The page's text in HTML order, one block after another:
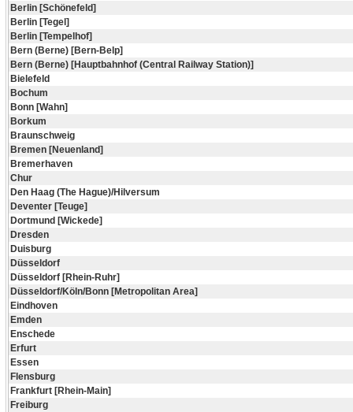
Berlin [Schönefeld]
Berlin [Tegel]
Berlin [Tempelhof]
Bern (Berne) [Bern-Belp]
Bern (Berne) [Hauptbahnhof (Central Railway Station)]
Bielefeld
Bochum
Bonn [Wahn]
Borkum
Braunschweig
Bremen [Neuenland]
Bremerhaven
Chur
Den Haag (The Hague)/Hilversum
Deventer [Teuge]
Dortmund [Wickede]
Dresden
Duisburg
Düsseldorf
Düsseldorf [Rhein-Ruhr]
Düsseldorf/Köln/Bonn [Metropolitan Area]
Eindhoven
Emden
Enschede
Erfurt
Essen
Flensburg
Frankfurt [Rhein-Main]
Freiburg